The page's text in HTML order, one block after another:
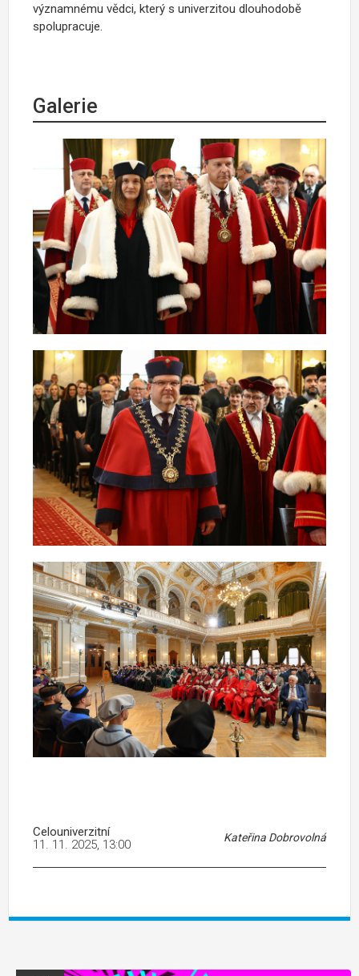
významnému vědci, který s univerzitou dlouhodobě
spolupracuje.
Galerie
Celouniverzitní Kateřina Dobrovolná
11. 11. 2025, 13:00